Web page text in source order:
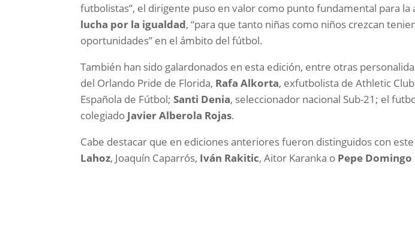
futbolistas”, el dirigente puso en valor como punto fundamental para la
lucha por la igualdad, “para que tanto niñas como niños crezcan
oportunidades” en el ámbito del fútbol.
También han sido galardonados en esta edición, entre otras
del Orlando Pride de Florida, Rafa Alkorta, exfutbolista de Athletic
Española de Fútbol;Santi Denia, seleccionador nacional Sub-21; el
colegiado Javier Alberola Rojas.
Cabe destacar que en ediciones anteriores fueron distinguidos con
Lahoz, Joaquín Caparrós, Iván Rakitic, Aitor Karanka o Pepe Domingo